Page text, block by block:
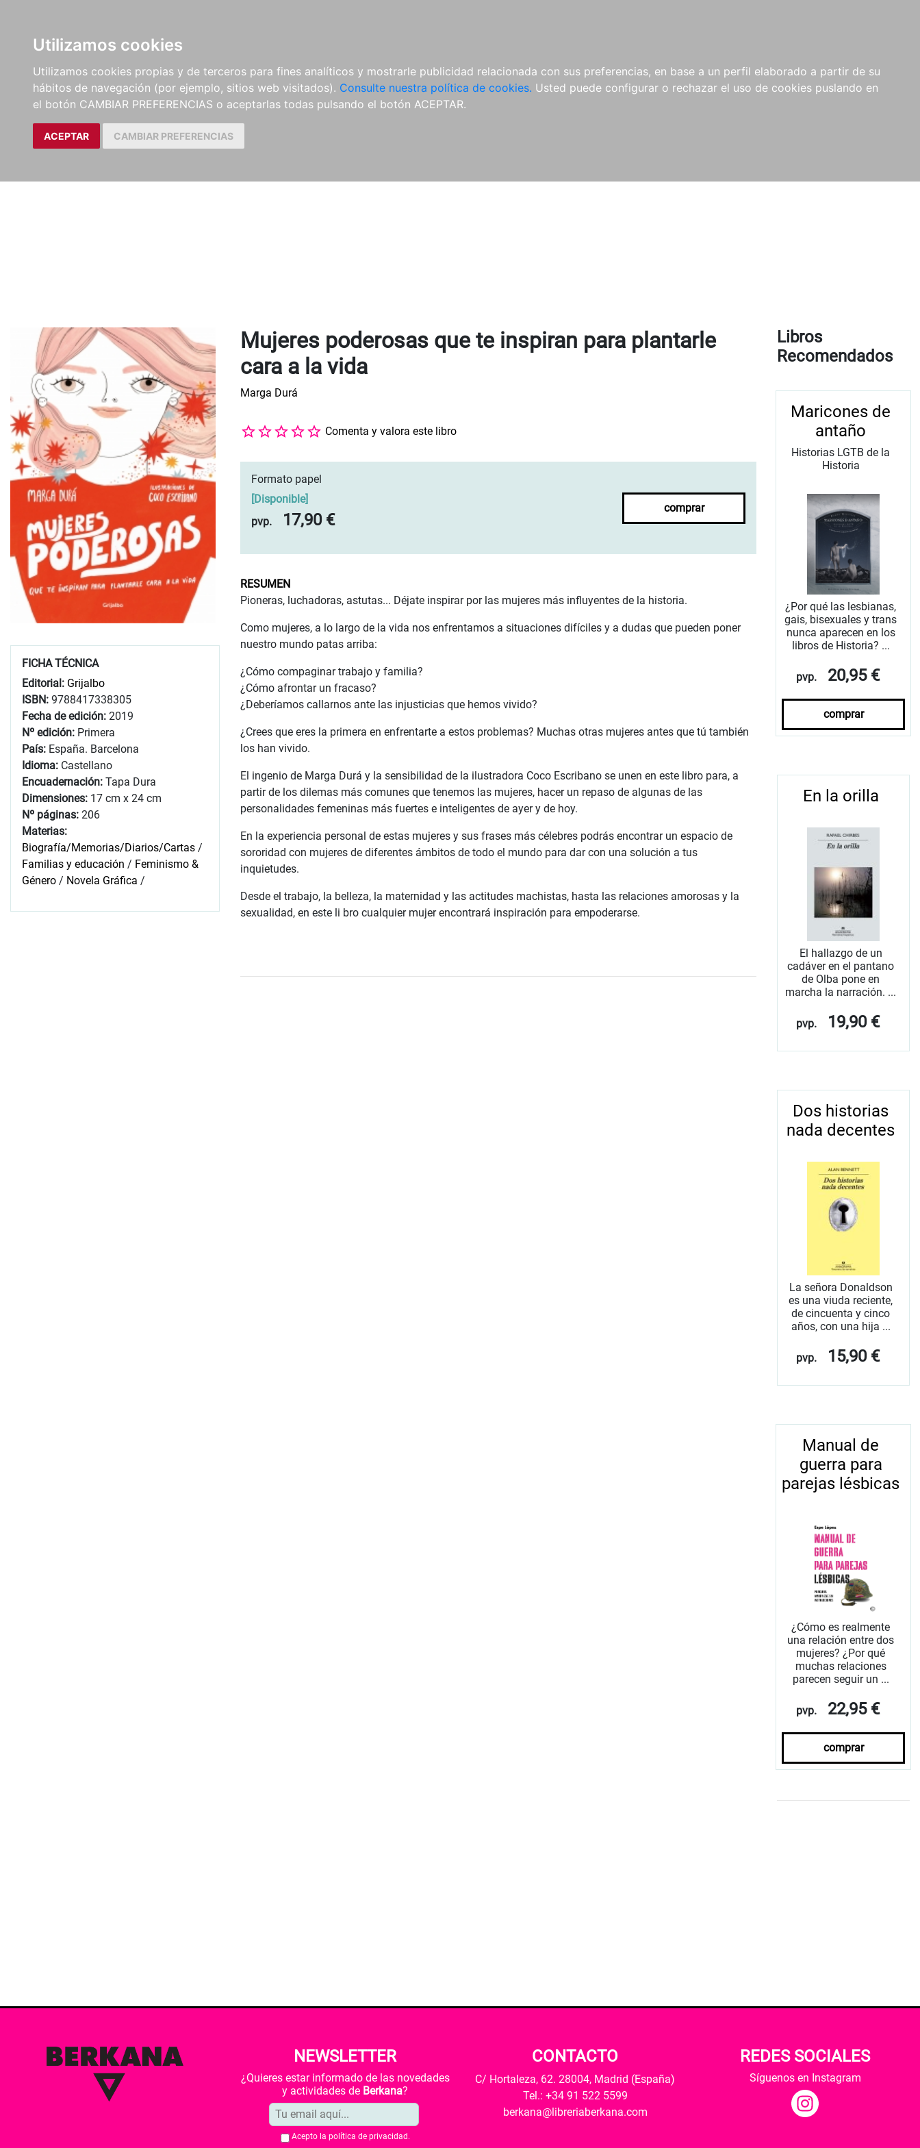
Utilizamos cookies
Utilizamos cookies propias y de terceros para fines analíticos y mostrarle publicidad relacionada con sus preferencias, en base a un perfil elaborado a partir de su
hábitos de navegación (por ejemplo, sitios web visitados). Consulte nuestra política de cookies. Usted puede configurar o rechazar el uso de cookies puslando en
el botón CAMBIAR PREFERENCIAS o aceptarlas todas pulsando el botón ACEPTAR.
ACEPTAR CAMBIAR PREFERENCIAS
FICHA TÉCNICA
Editorial: Grijalbo
ISBN: 9788417338305
Fecha de edición: 2019
Nº edición: Primera
País: España. Barcelona
Idioma: Castellano
Encuadernación: Tapa Dura
Dimensiones: 17 cm x 24 cm
Nº páginas: 206
Materias:
Biografía/Memorias/Diarios/Cartas /
Familias y educación / Feminismo &
Género / Novela Gráfica /
Mujeres poderosas que te inspiran para plantarle
cara a la vida
Marga Durá
Comenta y valora este libro
Formato papel
Disponible]
pvp.
17,90 €
comprar
RESUMEN
Pioneras, luchadoras, astutas... Déjate inspirar por las mujeres más influyentes de la historia.
Como mujeres, a lo largo de la vida nos enfrentamos a situaciones difíciles y a dudas que pueden poner
nuestro mundo patas arriba:
¿Cómo compaginar trabajo y familia?
¿Cómo afrontar un fracaso?
¿Deberíamos callarnos ante las injusticias que hemos vivido?
¿Crees que eres la primera en enfrentarte a estos problemas? Muchas otras mujeres antes que tú también
los han vivido.
El ingenio de Marga Durá y la sensibilidad de la ilustradora Coco Escribano se unen en este libro para, a
partir de los dilemas más comunes que tenemos las mujeres, hacer un repaso de algunas de las
personalidades femeninas más fuertes e inteligentes de ayer y de hoy.
En la experiencia personal de estas mujeres y sus frases más célebres podrás encontrar un espacio de
sororidad con mujeres de diferentes ámbitos de todo el mundo para dar con una solución a tus
inquietudes.
Desde el trabajo, la belleza, la maternidad y las actitudes machistas, hasta las relaciones amorosas y la
sexualidad, en este li bro cualquier mujer encontrará inspiración para empoderarse.
Libros
Recomendados
Maricones de
antaño
Historias LGTB de la
Historia
¿Por qué las lesbianas,
gais, bisexuales y trans
nunca aparecen en los
libros de Historia? ...
pvp. 20,95 €
comprar
En la orilla
El hallazgo de un
cadáver en el pantano
de Olba pone en
marcha la narración. ...
pvp. 19,90 €
Dos historias
nada decentes
La señora Donaldson
es una viuda reciente,
de cincuenta y cinco
años, con una hija ...
pvp. 15,90 €
Manual de
guerra para
parejas lésbicas
¿Cómo es realmente
una relación entre dos
mujeres? ¿Por qué
muchas relaciones
parecen seguir un ...
pvp. 22,95 €
comprar
NEWSLETTER
¿Quieres estar informado de las novedades
y actividades de Berkana?
Acepto la política de privacidad .
CONTACTO
C/ Hortaleza, 62. 28004, Madrid (España)
Tel.: +34 91 522 5599
berkana@libreriaberkana.com
REDES SOCIALES
Síguenos en Instagram